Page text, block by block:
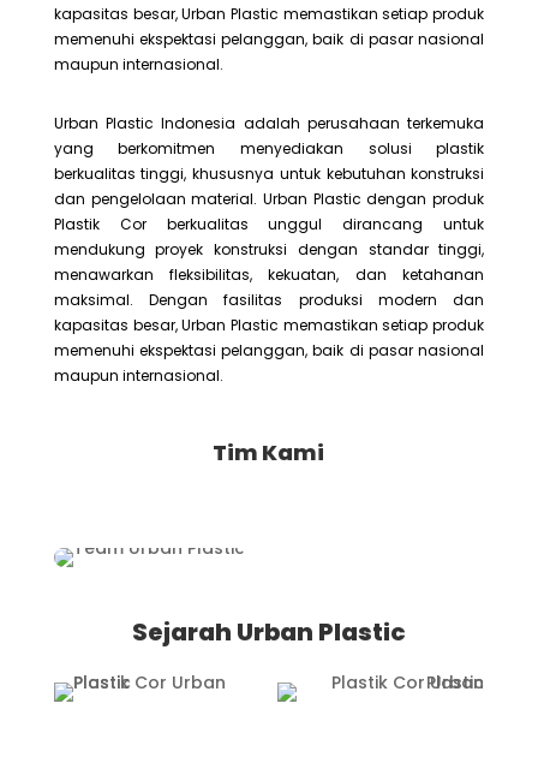
kapasitas besar, Urban Plastic memastikan setiap produk
memenuhi ekspektasi pelanggan, baik di pasar nasional
maupun internasional.
Urban Plastic Indonesia adalah perusahaan terkemuka
yang berkomitmen menyediakan solusi plastik
berkualitas tinggi, khususnya untuk kebutuhan konstruksi
dan pengelolaan material. Urban Plastic dengan produk
Plastik Cor berkualitas unggul dirancang untuk
mendukung proyek konstruksi dengan standar tinggi,
menawarkan fleksibilitas, kekuatan, dan ketahanan
maksimal. Dengan fasilitas produksi modern dan
kapasitas besar, Urban Plastic memastikan setiap produk
memenuhi ekspektasi pelanggan, baik di pasar nasional
maupun internasional.
Tim Kami
Sejarah Urban Plastic